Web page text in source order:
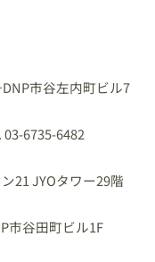
市谷左内町ビル7
6735-6482
21 JYOタワー29階
市谷田町ビル1F